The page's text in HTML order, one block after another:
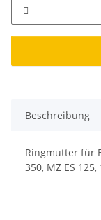
Beschreibung
Ringmutter für
350, MZ ES